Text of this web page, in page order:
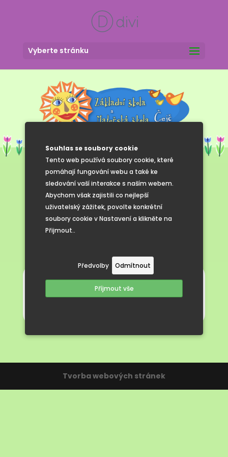
Souhlas se soubory cookie
Tento web používá soubory cookie, které
pomáhají fungování webu a také ke
sledování vaší interakce s naším webem.
Abychom však zajistili co nejlepší
uživatelský zážitek, povolte konkrétní
soubory cookie v Nastavení a klikněte na
Přijmout..
Předvolby Odmítnout
Příjmout vše
Vyberte stránku
Formuláře ke
stažení
Zápisní lístek
Odhlašovací lístek
Tvorba webových stránek